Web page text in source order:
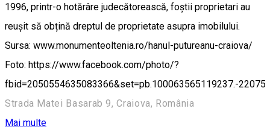
1996, printr-o hotărâre judecătorească, foștii proprietari au
reușit să obțină dreptul de proprietate asupra imobilului.
Sursa: www.monumenteoltenia.ro/hanul-putureanu-craiova/
Foto: https://www.facebook.com/photo/?
fbid=2050554635083366&set=pb.100063565119237.-
Strada Matei Basarab 9, Craiova, România
Mai multe